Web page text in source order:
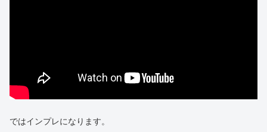
ではインプレになります。